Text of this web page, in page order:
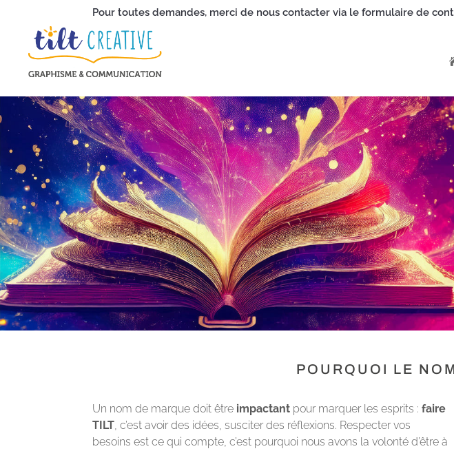
Pour toutes demandes, merci de nous contacter via le formulaire de
POURQUOI LE
Un nom de marque doit être impactant pour marquer les esprits :faire
TILT, c’est avoir des idées, susciter des réflexions. Respecter vos
besoins est ce qui compte, c’est pourquoi nous avons la volonté d’être à